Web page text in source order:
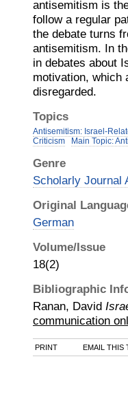
antisemitism is
follow a regular
the debate turns
antisemitism. In
in debates about
motivation, which
disregarded.
Topics
Antisemitism: Israel-
Criticism
Main Topic:
Genre
Scholarly Journal
Original
German
Volume/Issue
18(2)
Bibliographic
Ranan, David
communication
PRINT EMAIL THIS